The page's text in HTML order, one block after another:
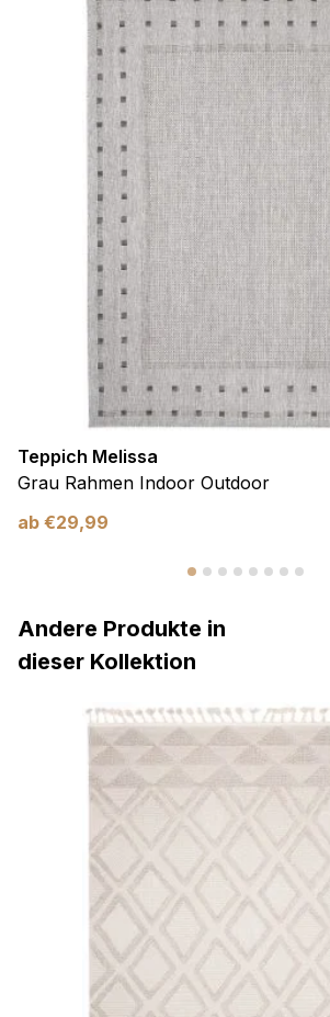
Teppich Melissa
Grau Rahmen Indoor Outdoor
ab €29,99
Andere Produkte in
dieser Kollektion